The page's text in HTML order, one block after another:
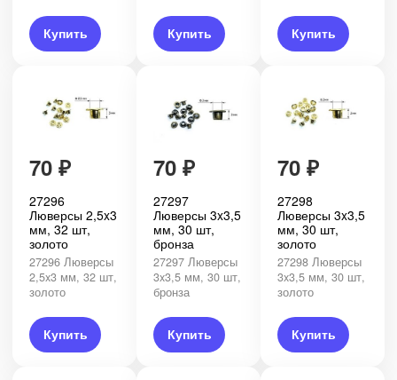
Купить Купить Купить
70 ₽
27296
Люверсы 2,5x3
мм, 32 шт,
золото
27296 Люверсы
2,5x3 мм, 32 шт,
золото
Купить
70 ₽
27297
Люверсы 3x3,5
мм, 30 шт,
бронза
27297 Люверсы
3x3,5 мм, 30 шт,
бронза
Купить
70 ₽
27298
Люверсы 3x3,5
мм, 30 шт,
золото
27298 Люверсы
3x3,5 мм, 30 шт,
золото
Купить